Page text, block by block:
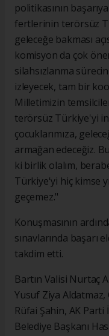
politikasının
fertlerinin terörsüz
geleceğe bakması
komisyon da çok
silahsızlanma
izleyecek, tam bir
Milletimizin
terörsüz Türkiye'yi
çocuklarımıza,
armağan edeceğiz.
ki birlik olalım,
Türkiye'yi hiç kimse
geçemez."
Konuşmasının
sınavlarında başarı
takdim etti.
Bartın Valisi Nurtaç
Yusuf Ziya Aldatmaz,
Rüfai Şahin, AK Parti
Belediye Başkanı